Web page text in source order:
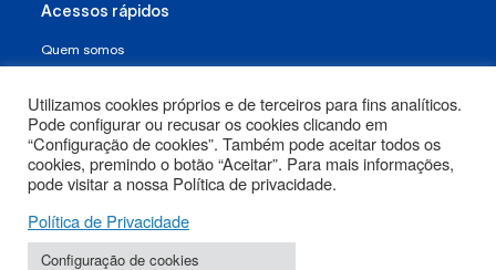
Acessos rápidos
Quem somos
Termos e Condições
Mapa do Site
Utilizamos cookies próprios e de terceiros para fins analíticos.
Pode configurar ou recusar os cookies clicando em
“Configuração de cookies”. Também pode aceitar todos os
cookies, premindo o botão “Aceitar”. Para mais informações,
pode visitar a nossa Política de privacidade.
Política de Privacidade
Configuração de cookies